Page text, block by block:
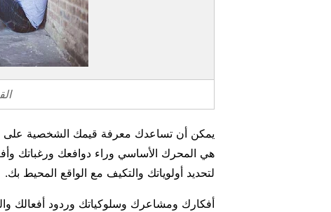
يمكن أن تساعدك معرفة قيمك الشخصية على
هي المحرك الأساسي وراء دوافعك ورغباتك
لتحديد أولوياتك والتكيف مع الواقع المحيط بك.
أفكارك ومشاعرك وسلوكياتك وردود أفعالك